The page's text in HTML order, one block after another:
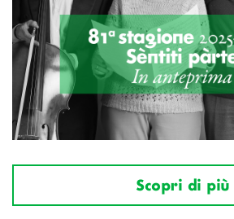
Scopri di più